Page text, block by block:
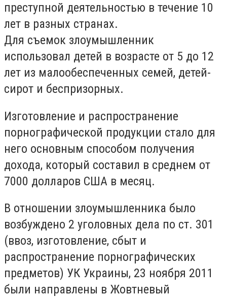
преступной деятельностью в течение 10
лет в разных странах.
Для съемок злоумышленник
использовал детей в возрасте от 5 до 12
лет из малообеспеченных семей, детей-
сирот и беспризорных.
Изготовление и распространение
порнографической продукции стало для
него основным способом получения
дохода, который составил в среднем от
7000 долларов США в месяц.
В отношении злоумышленника было
возбуждено 2 уголовных дела по ст. 301
(ввоз, изготовление, сбыт и
распространение порнографических
предметов) УК Украины, 23 ноября 2011
были направлены в Жовтневый